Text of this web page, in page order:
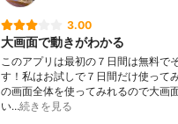
3.00
大画面で動きがわかる
このアプリは最初の７日間は無料で
す！私はお試しで７日間だけ使って
の画面全体を使ってみれるので大画
い…続きを見る